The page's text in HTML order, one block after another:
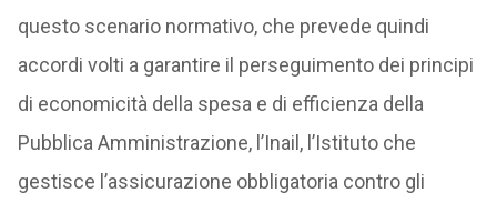
questo scenario normativo, che prevede quindi
accordi volti a garantire il perseguimento dei principi
di economicità della spesa e di efficienza della
Pubblica Amministrazione, l’Inail, l’Istituto che
gestisce l’assicurazione obbligatoria contro gli